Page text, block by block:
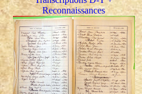
Reconnaissances